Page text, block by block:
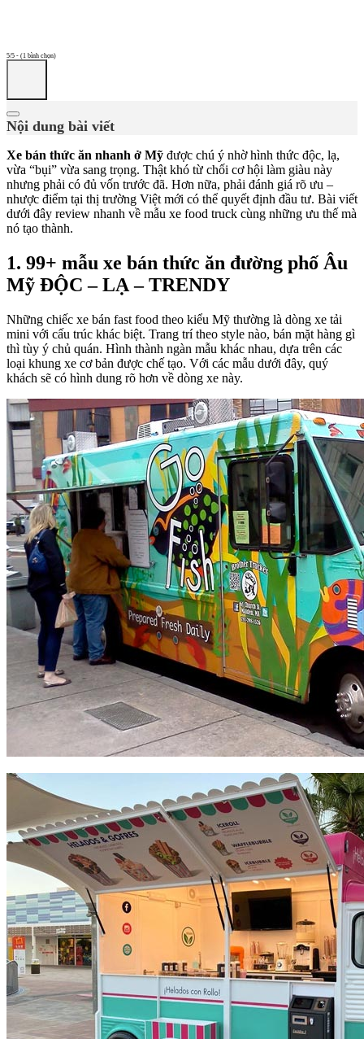
5/5 - (1 bình chọn)
Nội dung bài viết
Xe bán thức ăn nhanh ở Mỹ được chú ý nhờ hình thức độc, lạ,
vừa “bụi” vừa sang trọng. Thật khó từ chối cơ hội làm giàu này
nhưng phải có đủ vốn trước đã. Hơn nữa, phải đánh giá rõ ưu –
nhược điểm tại thị trường Việt mới có thể quyết định đầu tư. Bài viết
dưới đây review nhanh về mẫu xe food truck cùng những ưu thế mà
nó tạo thành.
1. 99+ mẫu xe bán thức ăn đường phố Âu
Mỹ ĐỘC – LẠ – TRENDY
Những chiếc xe bán fast food theo kiểu Mỹ thường là dòng xe tải
mini với cấu trúc khác biệt. Trang trí theo style nào, bán mặt hàng gì
thì tùy ý chủ quán. Hình thành ngàn mẫu khác nhau, dựa trên các
loại khung xe cơ bản được chế tạo. Với các mẫu dưới đây, quý
khách sẽ có hình dung rõ hơn về dòng xe này.